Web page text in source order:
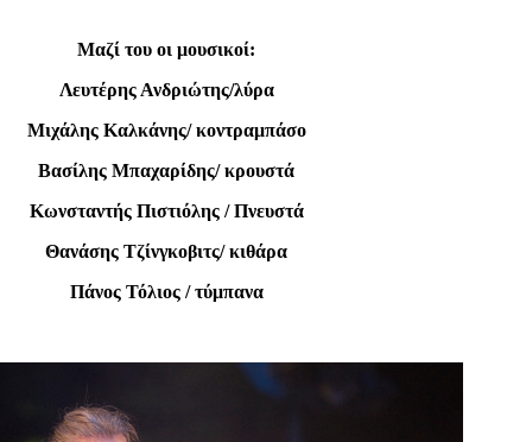
Μαζί του οι μουσικοί:
Λευτέρης Ανδριώτης/λύρα
Μιχάλης Καλκάνης/ κοντραμπάσο
Βασίλης Μπαχαρίδης/ κρουστά
Κωνσταντής Πιστιόλης / Πνευστά
Θανάσης Τζίνγκοβιτς/ κιθάρα
Πάνος Τόλιος / τύμπανα